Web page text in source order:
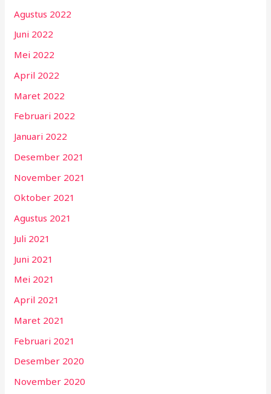
Agustus 2022
Juni 2022
Mei 2022
April 2022
Maret 2022
Februari 2022
Januari 2022
Desember 2021
November 2021
Oktober 2021
Agustus 2021
Juli 2021
Juni 2021
Mei 2021
April 2021
Maret 2021
Februari 2021
Desember 2020
November 2020